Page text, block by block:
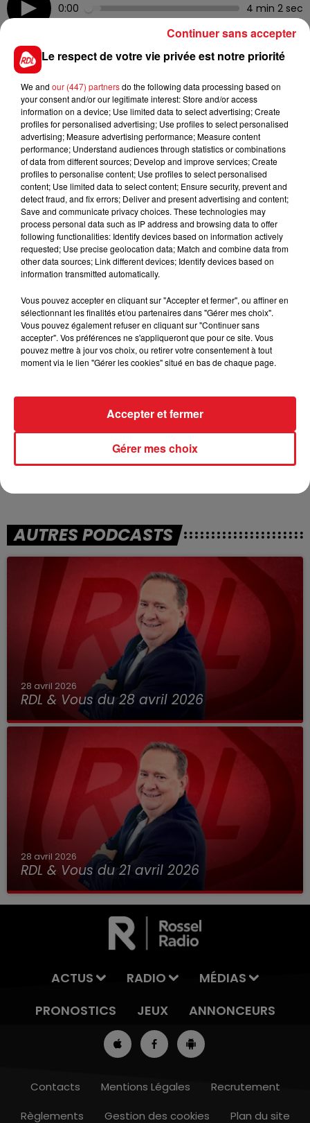
13h00 - 16h00
0:00 4 min 2 sec
23 avril 2021 - 4 min 2 sec
SHEILA
Pour la sortie de son dernier album "Venue d'ailleurs",
réecoutez l'interview de Sheila sur RDL !
TITRES DIFFUSÉS
10h25
10h25 10h21
10h21
AUTRES PODCASTS
28 avril 2026
RDL & Vous du 28 avril 2026
28 avril 2026
RDL & Vous du 21 avril 2026
ACTUS RADIO
MÉDIAS
PRONOSTICS
JEUX ANNONCEURS
Contacts Mentions Légales
Recrutement
Règlements
Gestion des cookies Plan du site
Le respect de votre vie privée est notre priorité
We and our (447) partnersdo the following data processing based on
your consent and/or our legitimate interest: Store and/or access
information on a device; Use limited data to select advertising; Create
profiles for personalised advertising; Use profiles to select personalised
advertising; Measure advertising performance; Measure content
performance; Understand audiences through statistics or combinations
of data from different sources; Develop and improve services; Create
profiles to personalise content; Use profiles to select personalised
content; Use limited data to select content; Ensure security, prevent and
detect fraud, and fix errors; Deliver and present advertising and content;
Save and communicate privacy choices. These technologies may
process personal data such as IP address and browsing data to offer
following functionalities: Identify devices based on information actively
requested; Use precise geolocation data; Match and combine data from
other data sources; Link different devices; Identify devices based on
information transmitted automatically.
Vous pouvez accepter en cliquant sur "Accepter et fermer", ou affiner en
sélectionnant les finalités et/ou partenaires dans "Gérer mes choix".
Vous pouvez également refuser en cliquant sur "Continuer sans
accepter". Vos préférences ne s'appliqueront que pour ce site. Vous
pouvez mettre à jour vos choix, ou retirer votre consentement à tout
moment via le lien "Gérer les cookies" situé en bas de chaque page.
Gérer mes choix
Accepter et fermer
Continuer sans accepter